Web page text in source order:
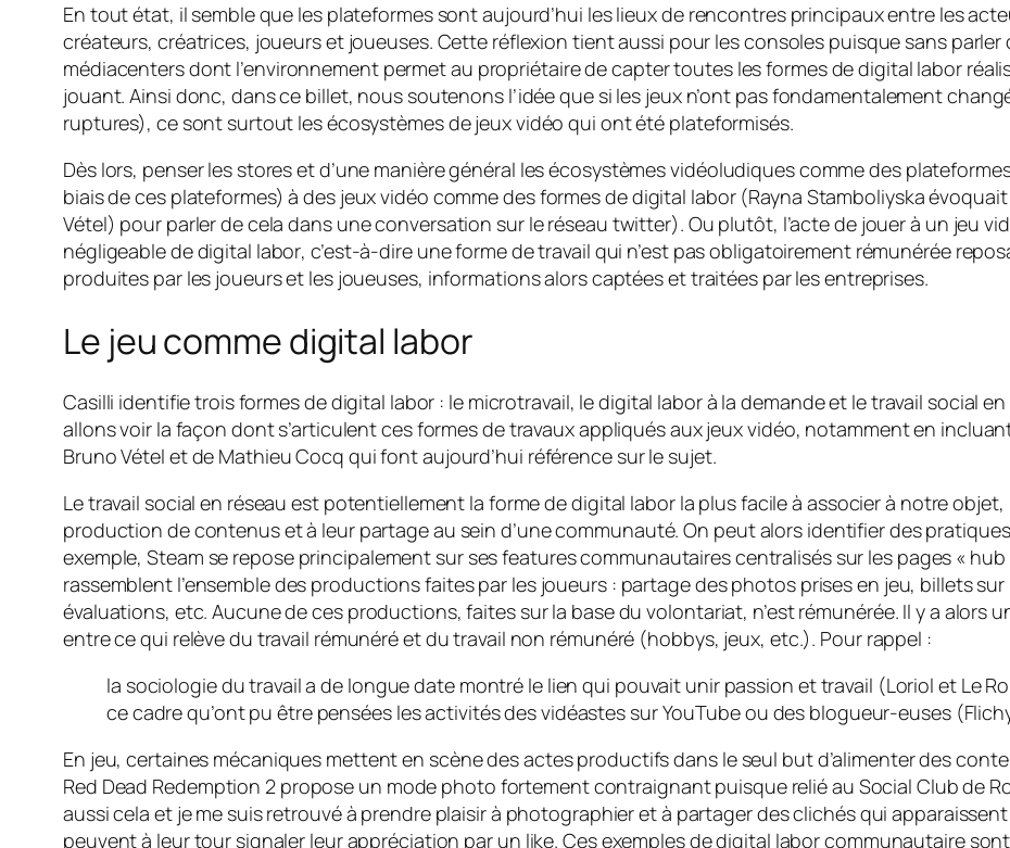
En tout état, il semble que les plateformes sont aujourd’hui les lieux de rencontres principaux entre les
créateurs, créatrices, joueurs et joueuses. Cette réflexion tient aussi pour les consoles puisque sans
médiacentersdont l’environnement permet au propriétaire de capter toutes les formes dedigital labor
jouant. Ainsi donc, dans ce billet, nous soutenons l’idée que si les jeux n’ont pas fondamentalement
ruptures), ce sont surtout les écosystèmes de jeux vidéo qui ont été plateformisés.
Dès lors, penser les stores et d’une manière général les écosystèmes vidéoludiques comme des
biais de ces plateformes) à des jeux vidéo comme des formes dedigital labor(Rayna Stamboliyska
Vétel) pour parler de cela dans une conversation sur le réseau twitter). Ou plutôt, l’acte de jouer à un jeu
négligeable dedigital labor, c’est-à-dire une forme de travail qui n’est pas obligatoirement rémunérée
produites par les joueurs et les joueuses, informations alors captées et traitées par les entreprises.
Le jeu commedigital labor
Casilli identifie trois formes dedigital labor : le microtravail, ledigital laborà la demande et le travail social
allons voir la façon dont s’articulent ces formes de travaux appliqués aux jeux vidéo, notamment en
Bruno Vétel et de Mathieu Cocq qui font aujourd’hui référence sur le sujet.
Le travail social en réseau est potentiellement la forme dedigital labor la plus facile à associer à notre
production de contenus et à leur partage au sein d’une communauté. On peut alors identifier des
exemple,Steam se repose principalement sur sesfeaturescommunautaires centralisés sur les pages «
rassemblent l’ensemble des productions faites par les joueurs : partage des photos prises en jeu, billets
évaluations, etc. Aucune de ces productions, faites sur la base du volontariat, n’est rémunérée. Il y a
entre ce qui relève du travail rémunéré et du travail non rémunéré (hobbys, jeux, etc.). Pour rappel :
la sociologie du travail a de longue date montré le lien qui pouvait unir passion et travail (Loriol et Le
ce cadre qu’ont pu être pensées les activités des vidéastes sur YouTube ou des blogueur-euses
En jeu, certaines mécaniques mettent en scène des actes productifs dans le seul but d’alimenter des
Red Dead Redemption 2 propose un mode photo fortement contraignant puisque relié au Social Clubde
aussi cela et je me suis retrouvé à prendre plaisir à photographier et à partager des clichés qui
peuvent à leur tour signaler leur appréciation par un like. Ces exemples dedigital laborcommunautaire